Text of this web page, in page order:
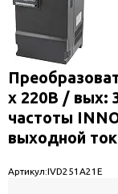
х 220В / вых:
частоты
выходной
Артикул:IVD251A21E